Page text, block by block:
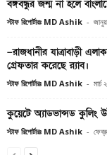
বঙ্গবন্ধুর জন্ম না হলে
স্টাফ রিপোর্টারঃ MD Ashik -
–রাজধানীর যাত্রাবাড়ী
গ্রেফতার করেছে র‌্যাব।
স্টাফ রিপোর্টারঃ MD Ashik -
কুয়েটে অ্যাডভান্সড কুলিং
স্টাফ রিপোর্টারঃ MD Ashik -